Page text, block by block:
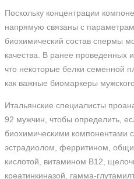
Поскольку концентрации
напрямую связаны с
биохимический состав спермы
качества. В ранее проведенных
что некоторые белки семенной
как важные биомаркеры
Итальянские специалисты
92 мужчин, чтобы определить,
биохимическими компонентами
эстрадиолом, ферритином,
кислотой, витамином В12,
креатинкиназой, гамма-